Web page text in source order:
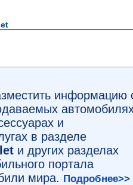
информацию
и
в разделе
и других разделах
портала
мира. Подробнее>>